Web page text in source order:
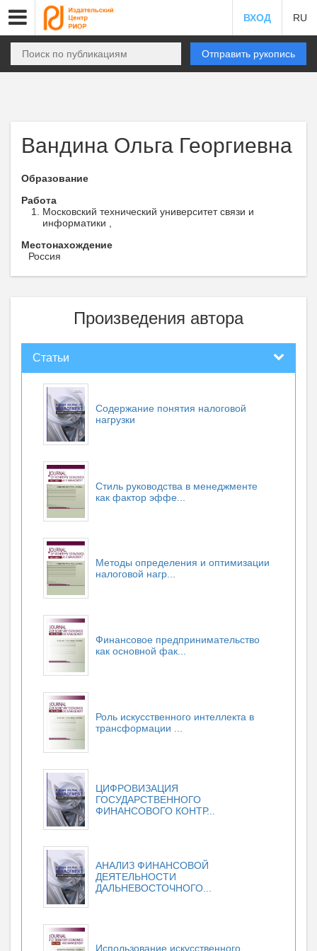
ВХОД RU
Отправить рукопись
Вандина Ольга Георгиевна
Образование
Работа
Московский технический университет связи и
информатики ,
Местонахождение
Россия
Произведения автора
Статьи
Содержание понятия налоговой
нагрузки
Стиль руководства в менеджменте
как фактор эффе...
Методы определения и оптимизации
налоговой нагр...
Финансовое предпринимательство
как основной фак...
Роль искусственного интеллекта в
трансформации ...
ЦИФРОВИЗАЦИЯ
ГОСУДАРСТВЕННОГО
ФИНАНСОВОГО КОНТР...
АНАЛИЗ ФИНАНСОВОЙ
ДЕЯТЕЛЬНОСТИ
ДАЛЬНЕВОСТОЧНОГО...
Использование искусственного